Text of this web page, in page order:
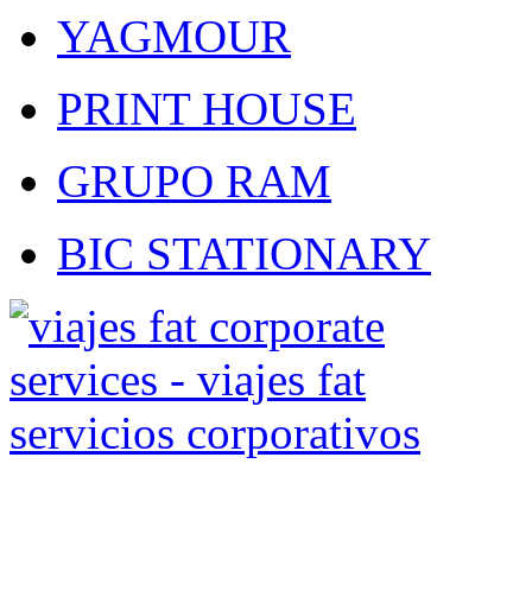
YAGMOUR
PRINT HOUSE
GRUPO RAM
BIC STATIONARY